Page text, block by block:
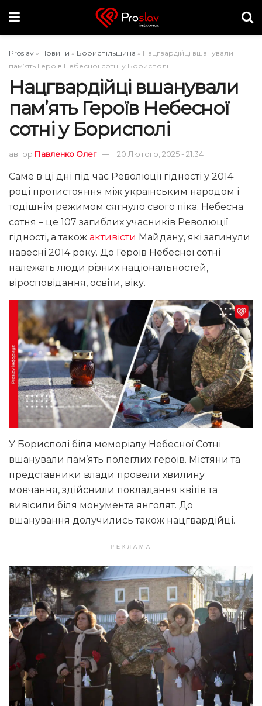
Proslav » Новини » Бориспільщина » Нацгвардійці вшанували
пам’ять Героїв Небесної сотні у Борисполі
Нацгвардійці вшанували
пам’ять Героїв Небесної
сотні у Борисполі
автор Павленко Олег 20 Лютого, 2025 - 21:34
Саме в ці дні під час Революції гідності у 2014
році протистояння між українським народом і
тодішнім режимом сягнуло свого піка. Небесна
сотня – це 107 загиблих учасників Революції
гідності, а також активісти Майдану, які загинули
навесні 2014 року. До Героїв Небесної сотні
належать люди різних національностей,
віросповідання, освіти, віку.
У Борисполі біля меморіалу Небесної Сотні
вшанували пам’ять полеглих героїв. Містяни та
представники влади провели хвилину
мовчання, здійснили покладання квітів та
вивісили біля монумента янголят. До
вшанування долучились також нацгвардійці.
РЕКЛАМА